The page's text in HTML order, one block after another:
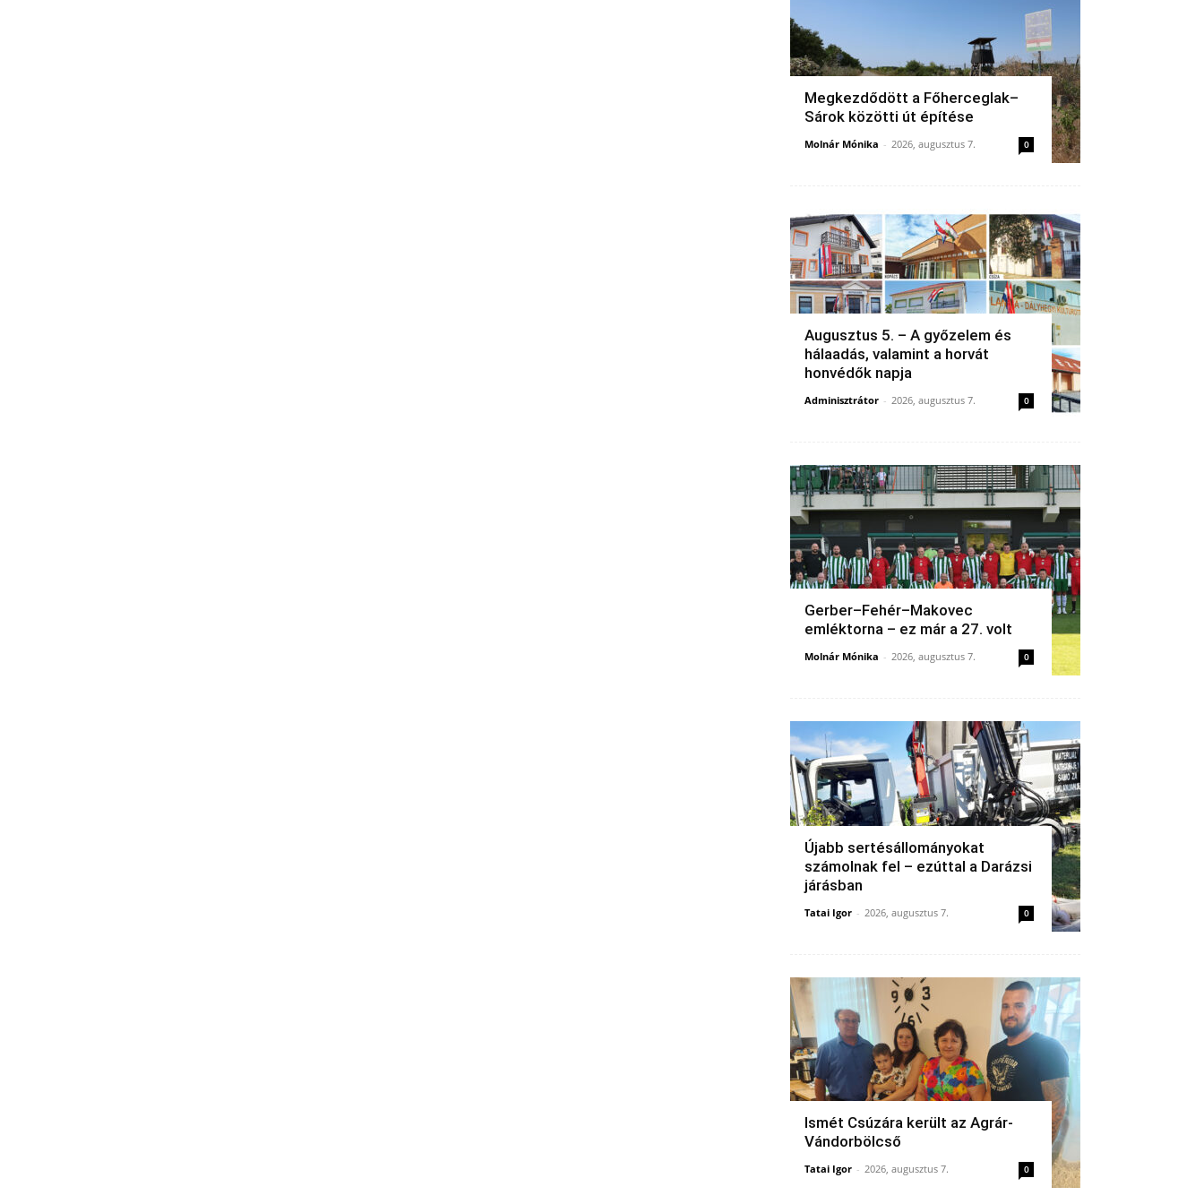
Megkezdődött a Főherceglak–
Sárok közötti út építése
Molnár Mónika - 2026, augusztus 7. 0
Augusztus 5. – A győzelem és
hálaadás, valamint a horvát
honvédők napja
Adminisztrátor - 2026, augusztus 7. 0
Gerber–Fehér–Makovec
emléktorna – ez már a 27. volt
Molnár Mónika - 2026, augusztus 7. 0
Újabb sertésállományokat
számolnak fel – ezúttal a Darázsi
járásban
Tatai Igor - 2026, augusztus 7. 0
Ismét Csúzára került az Agrár-
Vándorbölcső
Tatai Igor - 2026, augusztus 7. 0